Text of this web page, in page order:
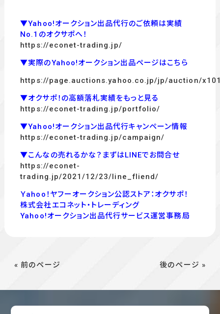
▼Yahoo!オークション出品代行のご依頼は実績
No.1のオクサポへ！
https://econet-trading.jp/
▼実際のYahoo!オークション出品ページはこちら
https://page.auctions.yahoo.co.jp/jp/auction/
▼オクサポ！の高額落札実績をもっと見る
https://econet-trading.jp/portfolio/
▼Yahoo!オークション出品代行キャンペーン情報
https://econet-trading.jp/campaign/
▼こんなの売れるかな？まずはLINEでお問合せ
https://econet-
trading.jp/2021/12/23/line_fliend/
Ｙahoo！ヤフーオークション公認ストア：オクサポ！
株式会社エコネット・トレーディング
Yahoo!オークション出品代行サービス運営事務局
« 前のページ 後のページ »